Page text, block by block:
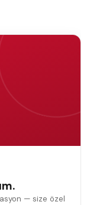
— size özel